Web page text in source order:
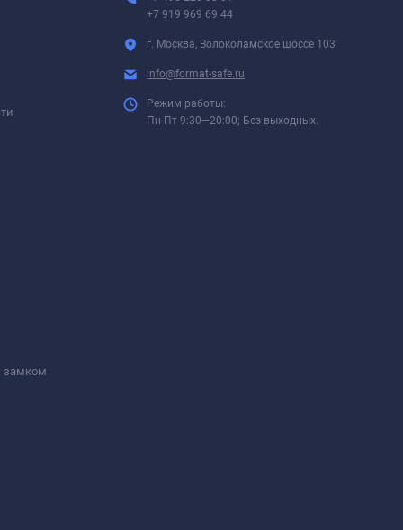
замком
+7 919 969 69 44
г. Москва, Волоколамское шоссе 103
info@format-safe.ru
Режим работы:
Пн-Пт 9:30—20:00; Без выходных.